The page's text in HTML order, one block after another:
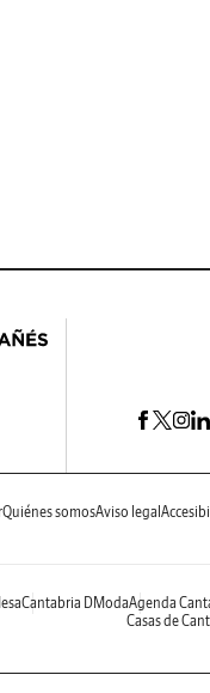
Quiénes somosAviso legal
Cantabria DModaAgenda
Casas de